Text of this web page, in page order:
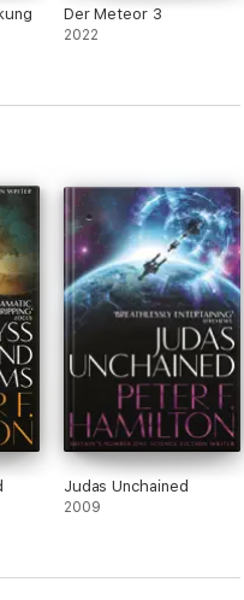
Der Meteor 3
2022
Judas Unchained
2009